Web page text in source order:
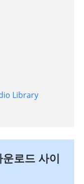
Library
로드 사이